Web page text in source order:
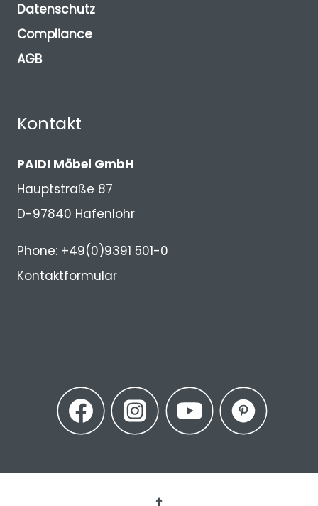
Datenschutz
Compliance
AGB
Kontakt
PAIDI Möbel GmbH
Hauptstraße 87
D-97840 Hafenlohr
Phone: +49(0)9391 501-0
Kontaktformular